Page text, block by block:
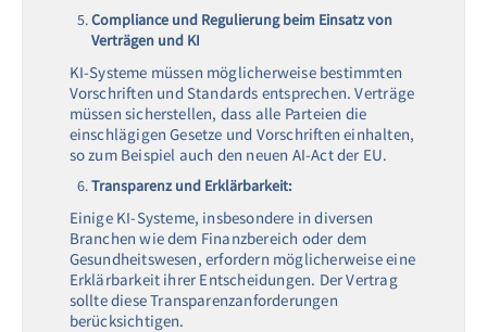
Compliance und Regulierung beim Einsatz von
Verträgen und KI
KI-Systeme müssen möglicherweise bestimmten
Vorschriften und Standards entsprechen. Verträge
müssen sicherstellen, dass alle Parteien die
einschlägigen Gesetze und Vorschriften einhalten,
so zum Beispiel auch den neuen AI-Act der EU.
Transparenz und Erklärbarkeit:
Einige KI-Systeme, insbesondere in diversen
Branchen wie dem Finanzbereich oder dem
Gesundheitswesen, erfordern möglicherweise eine
Erklärbarkeit ihrer Entscheidungen. Der Vertrag
sollte diese Transparenzanforderungen
berücksichtigen.